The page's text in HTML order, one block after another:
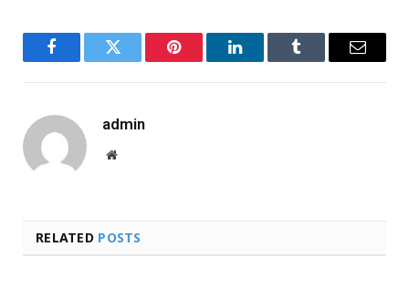
FacebookTwitter Pinterest LinkedInTumblr Email
admin
Website
RELATED POSTS